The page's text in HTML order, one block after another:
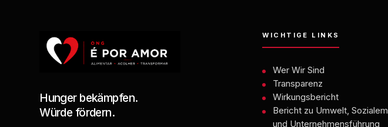
Hunger bekämpfen.
Würde fördern.
WICHTIGE LINKS
Wer Wir Sind
Transparenz
Wirkungsbericht
Bericht zu Umwelt, Sozialem
und Unternehmensführung